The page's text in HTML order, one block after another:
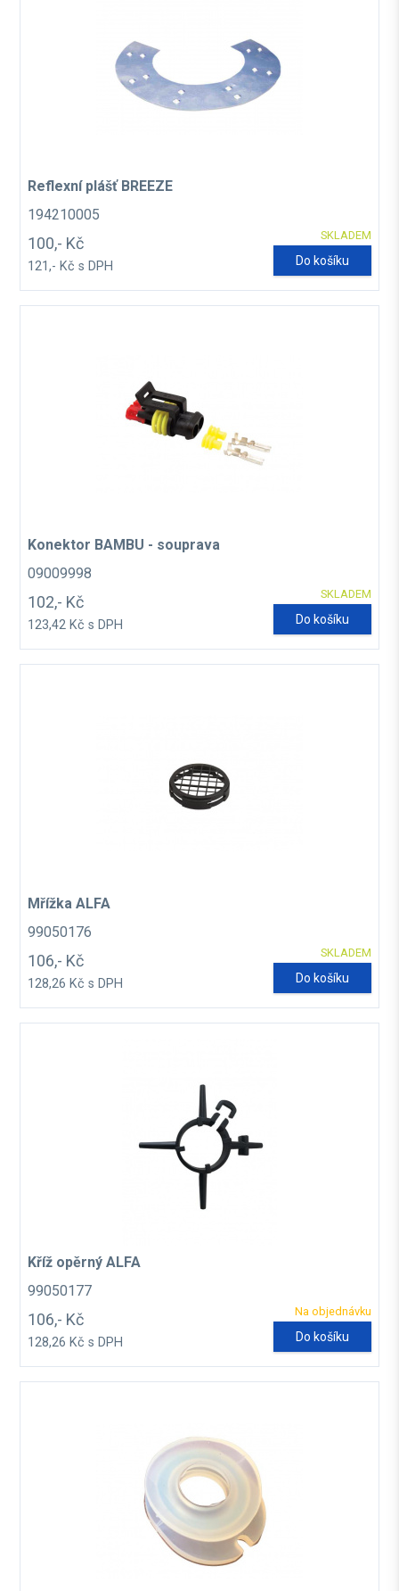
Reflexní plášť BREEZE
194210005
SKLADEM
100,- Kč
121,- Kč s DPH Do košíku
Konektor BAMBU - souprava
09009998
SKLADEM
102,- Kč
123,42 Kč s DPH Do košíku
Mřížka ALFA
99050176
SKLADEM
106,- Kč
128,26 Kč s DPH Do košíku
Kříž opěrný ALFA
99050177
Na objednávku
106,- Kč
128,26 Kč s DPH Do košíku